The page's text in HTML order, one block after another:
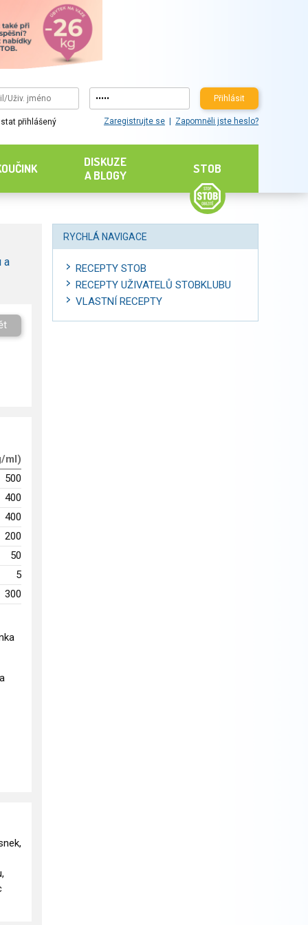
Přihlásit
přihlášený Zaregistrujte se Zapomněli jste heslo?
DISKUZE
A BLOGY
STOB
a
ml)
500
400
400
200
50
5
300
RYCHLÁ NAVIGACE
RECEPTY STOB
RECEPTY UŽIVATELŮ STOBKLUBU
VLASTNÍ RECEPTY